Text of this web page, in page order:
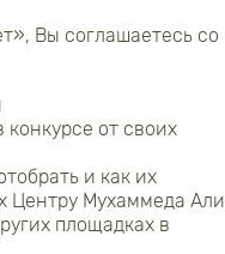
Вы соглашаетесь со
от своих
и как их
Центру Мухаммеда Али
площадках в